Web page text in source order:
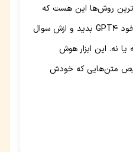
روش‌ها این هست که
بخشی از محتوا رو به خود GPT4 بدید و ازش سوال
یا نه. این ابزار هوش
متن‌هایی که خودش